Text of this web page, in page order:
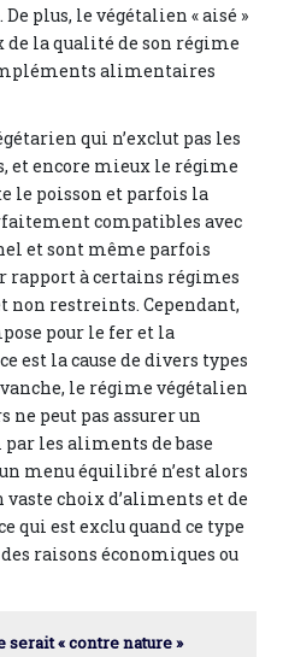
plus, le végétalien « aisé »
de la qualité de son régime
alimentaires
qui n’exclut pas les
et encore mieux le régime
le poisson et parfois la
compatibles avec
et sont même parfois
rapport à certains régimes
restreints. Cependant,
pour le fer et la
est la cause de divers types
le régime végétalien
peut pas assurer un
les aliments de base
menu équilibré n’est alors
vaste choix d’aliments et de
qui est exclu quand ce type
raisons économiques ou
« contre nature »